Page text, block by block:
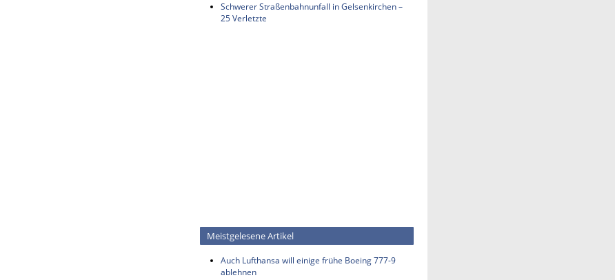
Schwerer Straßenbahnunfall in Gelsenkirchen –
25 Verletzte
Meistgelesene Artikel
Auch Lufthansa will einige frühe Boeing 777-9
ablehnen